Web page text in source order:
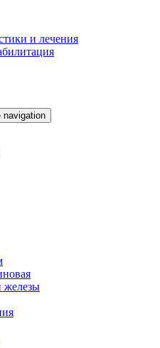
и лечения
navigation
железы